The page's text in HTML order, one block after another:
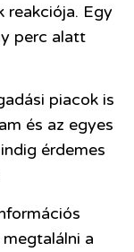
reakciója. Egy
perc alatt
piacok is
és az egyes
érdemes
a